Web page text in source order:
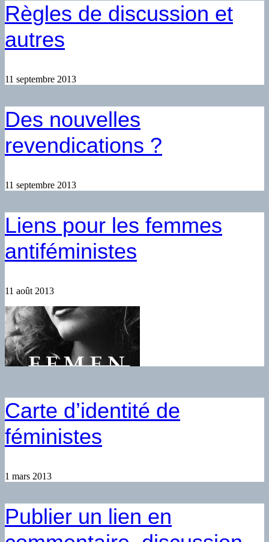
Règles de discussion et
autres
11 septembre 2013
Des nouvelles
revendications ?
11 septembre 2013
Liens pour les femmes
antiféministes
11 août 2013
Carte d’identité de
féministes
1 mars 2013
Publier un lien en